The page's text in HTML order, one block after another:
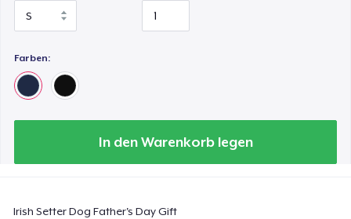
Farben:
In den Warenkorb legen
Irish Setter Dog Father's Day Gift
Premium V-Neck Tee